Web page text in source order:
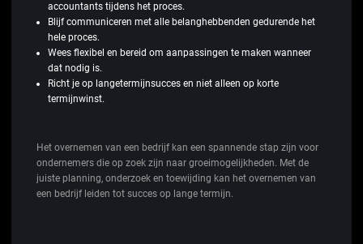
accountants tijdens het proces.
Blijf communiceren met alle belanghebbenden gedurende het
hele proces.
Wees flexibel en bereid om aanpassingen te maken wanneer
dat nodig is.
Richt je op langetermijnsucces en niet alleen op korte
termijnwinst.
Het overnemen van een bedrijf kan een spannende stap zijn voor
ondernemers die op zoek zijn naar groeimogelijkheden. Met de
juiste planning, onderzoek en toewijding kan het overnemen van
een bedrijf leiden tot succes op lange termijn.